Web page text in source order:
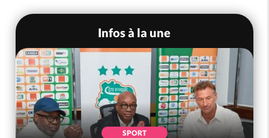
Infos à la une
SPORT